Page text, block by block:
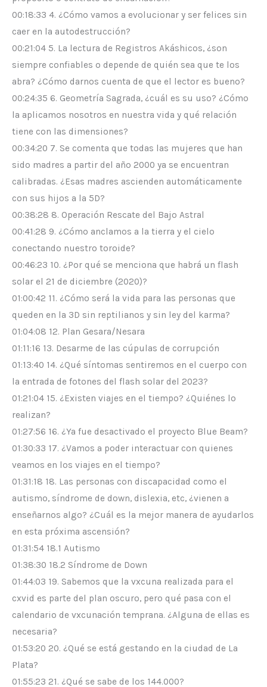
00:18:33 4. ¿Cómo vamos a evolucionar y ser felices sin
caer en la autodestrucción?
00:21:04 5. La lectura de Registros Akáshicos, ¿son
siempre confiables o depende de quién sea que te los
abra? ¿Cómo darnos cuenta de que el lector es bueno?
00:24:35 6. Geometría Sagrada, ¿cuál es su uso? ¿Cómo
la aplicamos nosotros en nuestra vida y qué relación
tiene con las dimensiones?
00:34:20 7. Se comenta que todas las mujeres que han
sido madres a partir del año 2000 ya se encuentran
calibradas. ¿Esas madres ascienden automáticamente
con sus hijos a la 5D?
00:38:28 8. Operación Rescate del Bajo Astral
00:41:28 9. ¿Cómo anclamos a la tierra y el cielo
conectando nuestro toroide?
00:46:23 10. ¿Por qué se menciona que habrá un flash
solar el 21 de diciembre (2020)?
01:00:42 11. ¿Cómo será la vida para las personas que
queden en la 3D sin reptilianos y sin ley del karma?
01:04:08 12. Plan Gesara/Nesara
01:11:16 13. Desarme de las cúpulas de corrupción
01:13:40 14. ¿Qué síntomas sentiremos en el cuerpo con
la entrada de fotones del flash solar del 2023?
01:21:04 15. ¿Existen viajes en el tiempo? ¿Quiénes lo
realizan?
01:27:56 16. ¿Ya fue desactivado el proyecto Blue Beam?
01:30:33 17. ¿Vamos a poder interactuar con quienes
veamos en los viajes en el tiempo?
01:31:18 18. Las personas con discapacidad como el
autismo, síndrome de down, dislexia, etc, ¿vienen a
enseñarnos algo? ¿Cuál es la mejor manera de ayudarlos
en esta próxima ascensión?
01:31:54 18.1 Autismo
01:38:30 18.2 Síndrome de Down
01:44:03 19. Sabemos que la vxcuna realizada para el
cxvid es parte del plan oscuro, pero qué pasa con el
calendario de vxcunación temprana. ¿Alguna de ellas es
necesaria?
01:53:20 20. ¿Qué se está gestando en la ciudad de La
Plata?
01:55:23 21. ¿Qué se sabe de los 144.000?